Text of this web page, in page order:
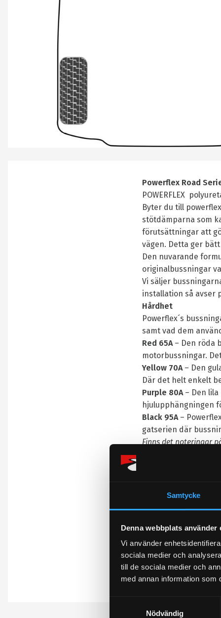
Samtycke
Denna webbplats använder
Vi använder
sociala medier och
till de sociala medier och
med annan information som
Nödvändig
Powerflex Road
POWERFLEX
Byter du till
stötdämparna som
förutsättningar att
vägen. Detta ger
Den nuvarande
originalbussningar
Vi säljer
installation så avser
Hårdhet
Powerflex´s
samt vad dem
Red 65A– Den röda
motorbussningar.
Yellow 70A– Den
Där det helt enkelt
Purple 80A– Den lila
hjulupphängningen
Black 95A–
gatserien där
Finns det noteringar